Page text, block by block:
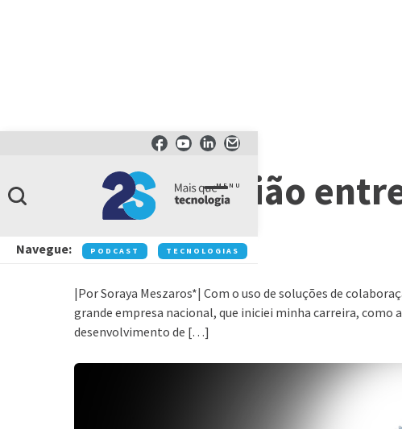
MENU
Navegue: PODCAST TECNOLOGIAS
Como a união
melhores
|Por Soraya Meszaros*| Com o uso de soluções de
grande empresa nacional, que iniciei minha carreira, como
desenvolvimento de […]